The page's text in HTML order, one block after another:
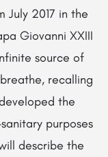
July 2017 in the
Giovanni XXIII
source of
recalling
the
purposes
describe the